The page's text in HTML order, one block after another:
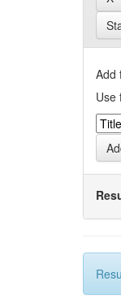
Add
Use